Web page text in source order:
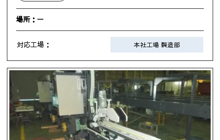
場所：ー
対応工場： 本社工場 製造部